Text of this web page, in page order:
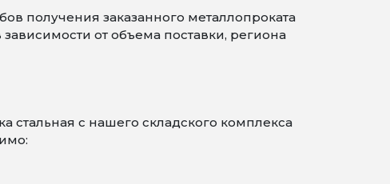
получения заказанного металлопроката
от объема поставки, региона
стальная с нашего складского комплекса